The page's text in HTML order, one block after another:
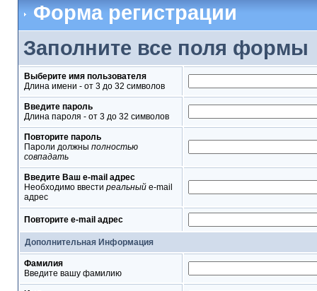
Форма регистрации
Заполните все поля формы
Выберите имя пользователя
Длина имени - от 3 до 32 символов
Введите пароль
Длина пароля - от 3 до 32 символов
Повторите пароль
Пароли должны полностью
совпадать
Введите Ваш e-mail адрес
Необходимо ввести реальныйe-mail
адрес
Повторите e-mail адрес
Дополнительная Информация
Фамилия
Введите вашу фамилию